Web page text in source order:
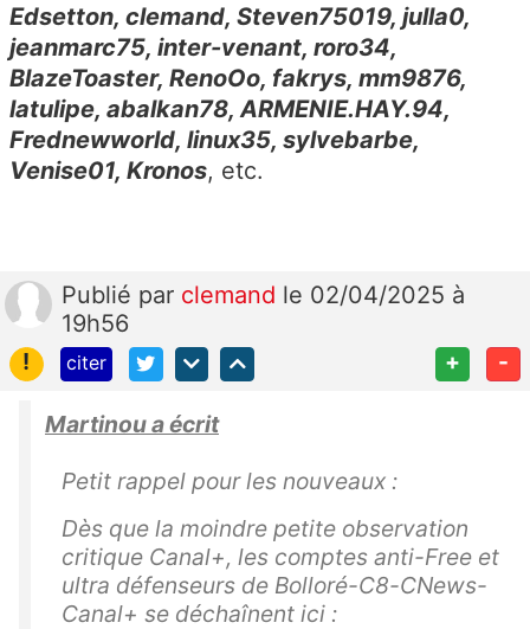
Edsetton, clemand, Steven75019, julla0,
jeanmarc75, inter-venant, roro34,
BlazeToaster, RenoOo, fakrys, mm9876,
latulipe, abalkan78, ARMENIE.HAY.94,
Frednewworld, linux35, sylvebarbe,
Venise01, Kronos, etc.
Publié par clemand le 02/04/2025 à
19h56
!
citer + -
Martinou a écrit
Petit rappel pour les nouveaux :
Dès que la moindre petite observation
critique Canal+, les comptes anti-Free et
ultra défenseurs de Bolloré-C8-CNews-
Canal+ se déchaînent ici :